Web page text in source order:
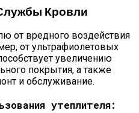
Кровли
от вредного воздействия
от ультрафиолетовых
увеличению
покрытия, а также
и обслуживание.
утеплителя: